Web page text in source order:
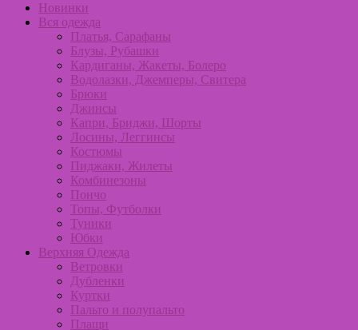
Новинки
Вся одежда
Платья, Сарафаны
Блузы, Рубашки
Кардиганы, Жакеты, Болеро
Водолазки, Джемперы, Свитера
Брюки
Джинсы
Капри, Бриджи, Шорты
Лосины, Леггинсы
Костюмы
Пиджаки, Жилеты
Комбинезоны
Пончо
Топы, Футболки
Туники
Юбки
Верхняя Одежда
Ветровки
Дубленки
Куртки
Пальто и полупальто
Плащи